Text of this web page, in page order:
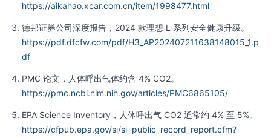
https://aikahao.xcar.com.cn/item/1998477.html
德邦证券公司深度报告，2024 款理想 L 系列安全健康升级。
https://pdf.dfcfw.com/pdf/H3_AP202407211638148015_1.p
df
PMC 论文，人体呼出气体约含 4% CO2。
https://pmc.ncbi.nlm.nih.gov/articles/PMC6865105/
EPA Science Inventory，人体呼出气 CO2 通常约 4% 至 5%。
https://cfpub.epa.gov/si/si_public_record_report.cfm?